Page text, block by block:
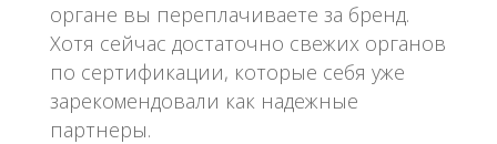
органе вы переплачиваете за бренд.
Хотя сейчас достаточно свежих органов
по сертификации, которые себя уже
зарекомендовали как надежные
партнеры.